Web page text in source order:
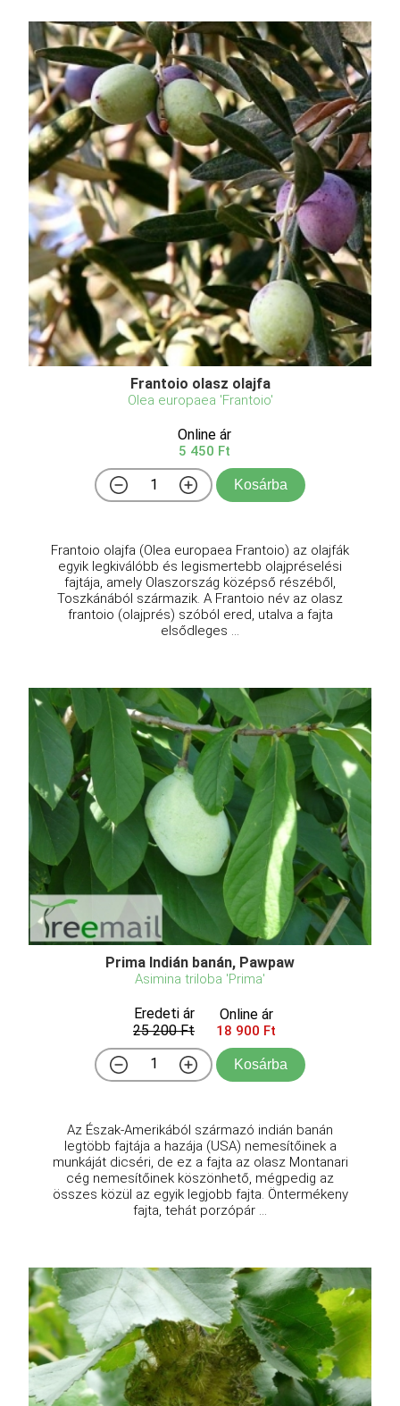
Frantoio olasz olajfa
Olea europaea 'Frantoio'
Online ár
5 450 Ft
Kosárba
Frantoio olajfa (Olea europaea Frantoio) az olajfák
egyik legkiválóbb és legismertebb olajpréselési
fajtája, amely Olaszország középső részéből,
Toszkánából származik. A Frantoio név az olasz
frantoio (olajprés) szóból ered, utalva a fajta
elsődleges ...
Prima Indián banán, Pawpaw
Asimina triloba 'Prima'
Eredeti ár
25 200 Ft
Online ár
18 900 Ft
Kosárba
Az Észak-Amerikából származó indián banán
legtöbb fajtája a hazája (USA) nemesítőinek a
munkáját dicséri, de ez a fajta az olasz Montanari
cég nemesítőinek köszönhető, mégpedig az
összes közül az egyik legjobb fajta. Öntermékeny
fajta, tehát porzópár ...